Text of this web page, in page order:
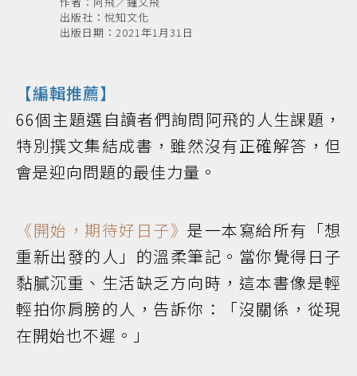
出版社：悅知文化
出版日期：2021年1月31日
【編輯推薦】
66個主題選自讀者們詢問阿飛的人生課題，
特別撰文集結成書，雖然沒有正確解答，但
會是迎向問題的最佳力量。
《開始，期待好日子》 是一本寫給所有「想
重新出發的人」的溫柔筆記。當你覺得日子
黏膩沉重、生活缺乏方向時，這本書像是輕
輕拍你肩膀的人，告訴你：「沒關係，從現
在開始也不遲。」